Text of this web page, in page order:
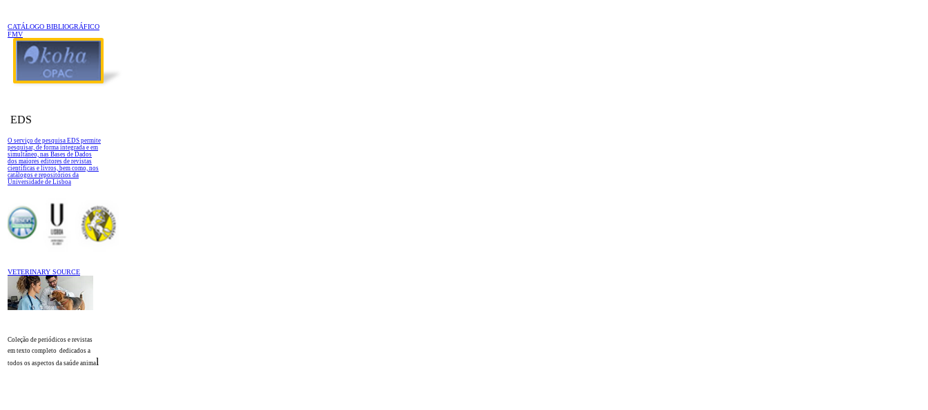
CATÁLOGO BIBLIOGRÁFICO
FMV
EDS
O serviço de pesquisa EDS permite
pesquisar, de forma integrada e em
simultâneo, nas Bases de Dados
dos maiores editores de revistas
científicas e livros, bem como, nos
catálogos e repositórios da
Universidade de Lisboa
VETERINARY SOURCE
Coleção de periódicos e revistas
em texto completo dedicados a
todos os aspectos da saúde animal